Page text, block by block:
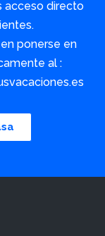
acceso directo
ponerse en
al :